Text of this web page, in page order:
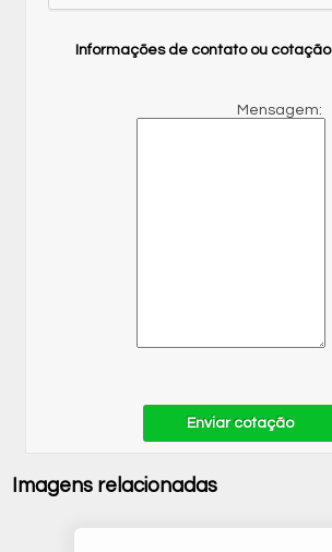
Informações de contato ou cotação
Mensagem:
Enviar cotação
Imagens relacionadas